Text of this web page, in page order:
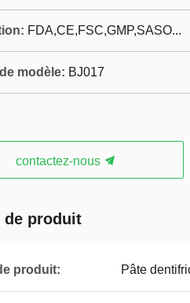
FDA,CE,FSC,GMP,SASO...
modèle: BJ017
contactez-nous
de produit
produit: Pâte